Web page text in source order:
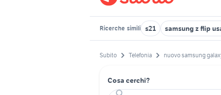
Ricerche simili s21 samsung z flip
Subito Telefonia nuovo samsung
Cosa cerchi?